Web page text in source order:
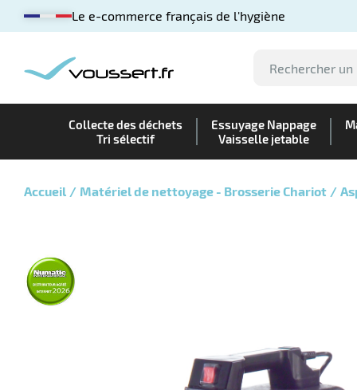
Le e-commerce français de l'hygiène
Collecte des déchets
Tri sélectif
Essuyage Nappage
Vaisselle jetable
Accueil Matériel de nettoyage - Brosserie Chariot